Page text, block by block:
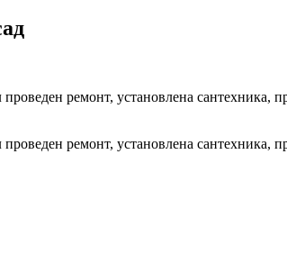
ремонт, установлена сантехника,
ремонт, установлена сантехника,